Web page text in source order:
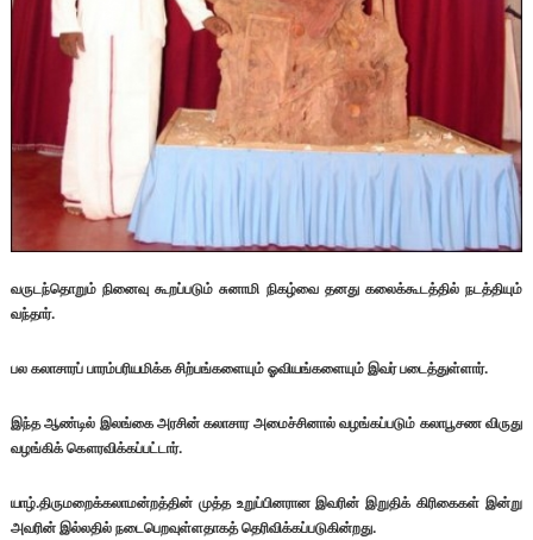
வருடந்தொறும் நினைவு கூறப்படும் சுனாமி நிகழ்வை தனது கலைக்கூடத்தில் நடத்தியும்
வந்தார்.
பல கலாசாரப் பாரம்பரியமிக்க சிற்பங்களையும் ஓவியங்களையும் இவர் படைத்துள்ளார்.
இந்த ஆண்டில் இலங்கை அரசின் கலாசார அமைச்சினால் வழங்கப்படும் கலாபூசண விருது
வழங்கிக் கௌரவிக்கப்பட்டார்.
யாழ்.திருமறைக்கலாமன்றத்தின் முத்த உறுப்பினரான இவரின் இறுதிக் கிரிகைகள் இன்று
அவரின் இல்லதில் நடைபெறவுள்ளதாகத் தெரிவிக்கப்படுகின்றது.